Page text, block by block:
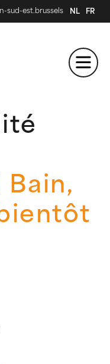
sud-est.brussels NL FR
Bain,